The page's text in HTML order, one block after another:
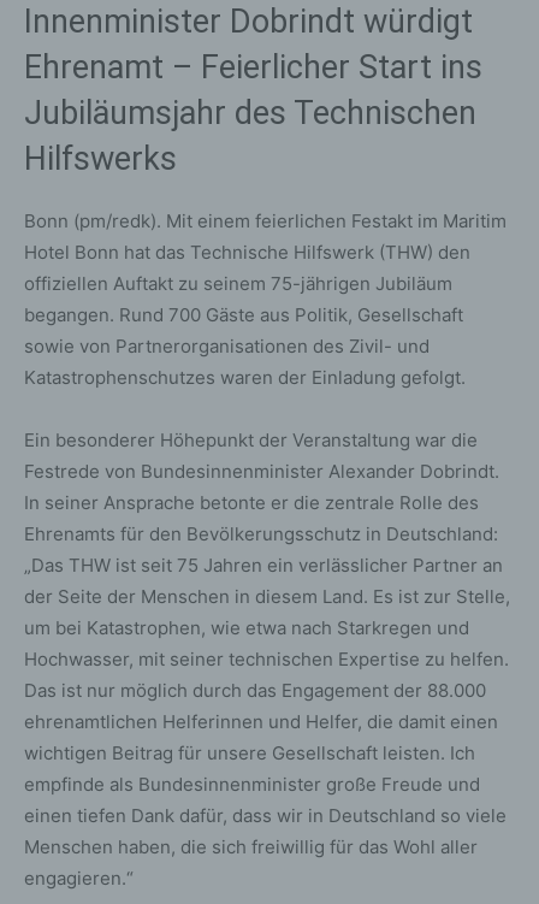
Innenminister Dobrindt würdigt
Ehrenamt – Feierlicher Start ins
Jubiläumsjahr des Technischen
Hilfswerks
Bonn (pm/redk). Mit einem feierlichen Festakt im Maritim
Hotel Bonn hat das Technische Hilfswerk (THW) den
offiziellen Auftakt zu seinem 75-jährigen Jubiläum
begangen. Rund 700 Gäste aus Politik, Gesellschaft
sowie von Partnerorganisationen des Zivil- und
Katastrophenschutzes waren der Einladung gefolgt.
Ein besonderer Höhepunkt der Veranstaltung war die
Festrede von Bundesinnenminister Alexander Dobrindt.
In seiner Ansprache betonte er die zentrale Rolle des
Ehrenamts für den Bevölkerungsschutz in Deutschland:
„Das THW ist seit 75 Jahren ein verlässlicher Partner an
der Seite der Menschen in diesem Land. Es ist zur Stelle,
um bei Katastrophen, wie etwa nach Starkregen und
Hochwasser, mit seiner technischen Expertise zu helfen.
Das ist nur möglich durch das Engagement der 88.000
ehrenamtlichen Helferinnen und Helfer, die damit einen
wichtigen Beitrag für unsere Gesellschaft leisten. Ich
empfinde als Bundesinnenminister große Freude und
einen tiefen Dank dafür, dass wir in Deutschland so viele
Menschen haben, die sich freiwillig für das Wohl aller
engagieren.“